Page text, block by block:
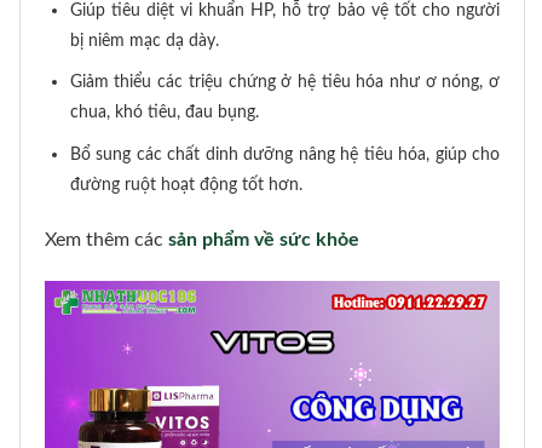
Giúp tiêu diệt vi khuẩn HP, hỗ trợ bảo vệ tốt cho người
bị niêm mạc dạ dày.
Giảm thiểu các triệu chứng ở hệ tiêu hóa như ơ nóng, ơ
chua, khó tiêu, đau bụng.
Bổ sung các chất dinh dưỡng nâng hệ tiêu hóa, giúp cho
đường ruột hoạt động tốt hơn.
Xem thêm các sản phẩm về sức khỏe